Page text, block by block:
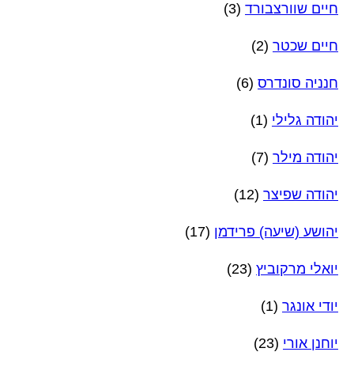
חיים שוורצבורד (3)
חיים שכטר (2)
חנניה סונדרס (6)
יהודה גלילי (1)
יהודה מילר (7)
יהודה שפיצר (12)
יהושע (שיעה) פרידמן (17)
יואלי מרקוביץ (23)
יודי אונגר (1)
יוחנן אורי (23)